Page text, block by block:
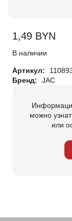
1,49 BYN
В наличии
Артикул:
Бренд:
JAC
можно
или